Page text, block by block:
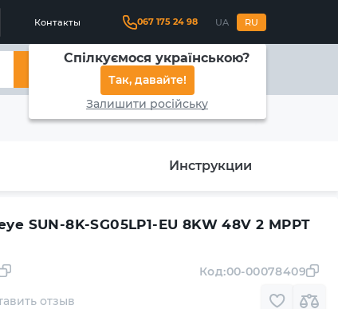
Контакты 067 175 24 98 UA RU
Спілкуємося українською?
Так, давайте!
Залишити російську
Инструкции
SUN-8K-SG05LP1-EU 8KW 48V 2 MPPT
отзыв
Код:00-00078409